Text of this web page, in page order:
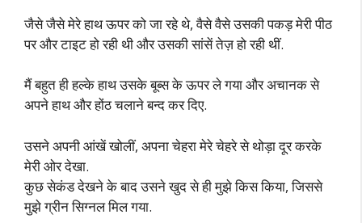
जैसे जैसे मेरे हाथ ऊपर को जा रहे थे, वैसे वैसे उसकी पकड़ मेरी पीठ
पर और टाइट हो रही थी और उसकी सांसें तेज़ हो रही थीं.
मैं बहुत ही हल्के हाथ उसके बूब्स के ऊपर ले गया और अचानक से
अपने हाथ और होंठ चलाने बन्द कर दिए.
उसने अपनी आंखें खोलीं, अपना चेहरा मेरे चेहरे से थोड़ा दूर करके
मेरी ओर देखा.
कुछ सेकंड देखने के बाद उसने खुद से ही मुझे किस किया, जिससे
मुझे ग्रीन सिग्नल मिल गया.